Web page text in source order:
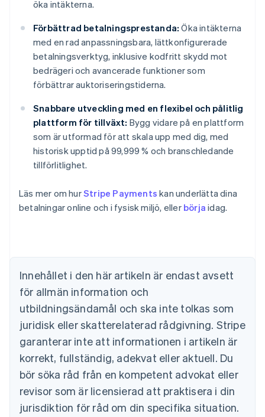
öka intäkterna.
Förbättrad betalningsprestanda: Öka intäkterna
med en rad anpassningsbara, lättkonfigurerade
betalningsverktyg, inklusive kodfritt skydd mot
bedrägeri och avancerade funktioner som
förbättrar auktoriseringstiderna.
Snabbare utveckling med en flexibel och pålitlig
plattform för tillväxt: Bygg vidare på en plattform
som är utformad för att skala upp med dig, med
historisk upptid på 99,999 % och branschledande
tillförlitlighet.
Läs mer om hurStripe Payments kan underlätta dina
betalningar online och i fysisk miljö, eller börja idag.
Innehållet i den här artikeln är endast avsett
för allmän information och
utbildningsändamål och ska inte tolkas som
juridisk eller skatterelaterad rådgivning. Stripe
garanterar inte att informationen i artikeln är
korrekt, fullständig, adekvat eller aktuell. Du
bör söka råd från en kompetent advokat eller
revisor som är licensierad att praktisera i din
jurisdiktion för råd om din specifika situation.
Australien
English
PortuguêsEnglish
Bulgarien
English
Cypern
English
Danmark
English
Estland
Fastlandskina
简体中文English
Finland
English Svenska
Frankrike